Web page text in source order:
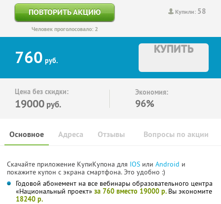
Купили: 58
ПОВТОРИТЬ АКЦИЮ
Человек проголосовало: 2
760 руб.
КУПИТЬ
Цена без скидки:
19000 руб.
Экономия:
96%
Основное Отзывы Вопросы по акции
Адреса
Скачайте приложение КупиКупона для IOS или Android и
покажите купон с экрана смартфона. Это удобно :)
Годовой абонемент на все вебинары образовательного центра
«Национальный проект» за 760 вместо 19000 р. Вы экономите
18240 р.